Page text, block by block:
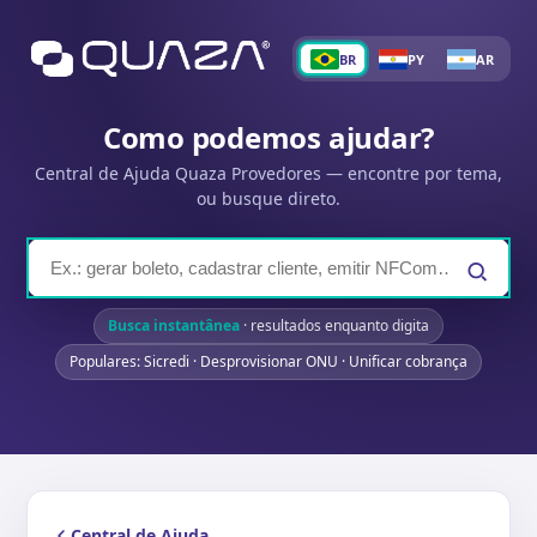
BR PY AR
Como podemos ajudar?
Central de Ajuda Quaza Provedores — encontre por tema,
ou busque direto.
Busca instantânea · resultados enquanto digita
Populares: Sicredi · Desprovisionar ONU · Unificar cobrança